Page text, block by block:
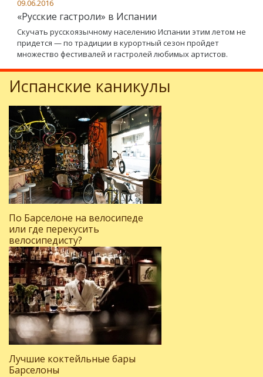
09.06.2016
«Русские гастроли» в Испании
Скучать русскоязычному населению Испании этим летом не
придется — по традиции в курортный сезон пройдет
множество фестивалей и гастролей любимых артистов.
Испанские каникулы
По Барселоне на велосипеде
или где перекусить
велосипедисту?
Лучшие коктейльные бары
Барселоны